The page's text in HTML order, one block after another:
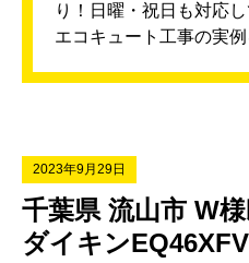
り！日曜・祝日も対応
エコキュート工事の実
2023年9月29日
千葉県 流山市 W
ダイキンEQ46XFV